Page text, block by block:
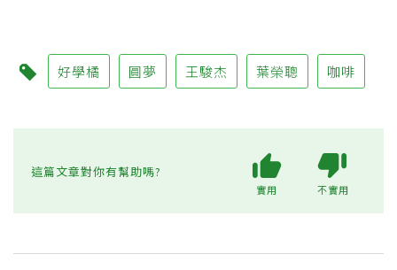
好學橘 圓夢 王駿杰 葉榮聰 咖啡
這篇文章對你有幫助嗎?
實用 不實用